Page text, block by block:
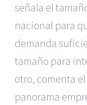
señala el
nacional para
demanda
tamaño para
otro, comenta
panorama